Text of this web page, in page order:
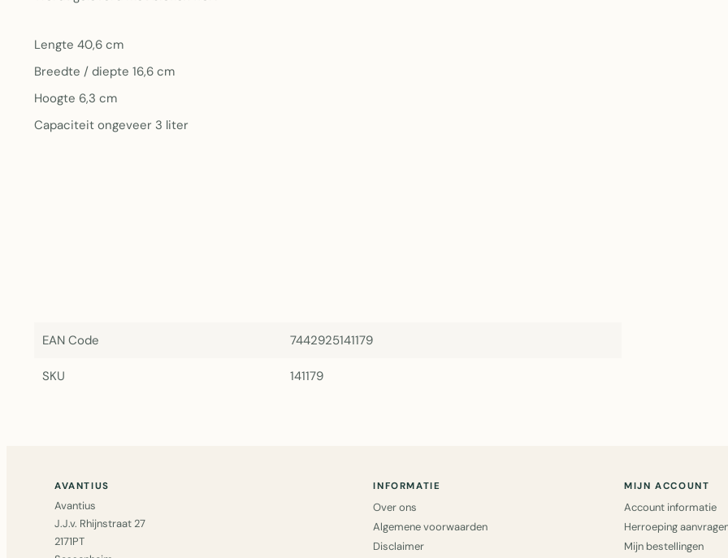
Lengte 40,6 cm
Breedte / diepte 16,6 cm
Hoogte 6,3 cm
Capaciteit ongeveer 3 liter
EAN Code 7442925141179
SKU 141179
AVANTIUS
Avantius
J.J.v. Rhijnstraat 27
2171PT
INFORMATIE
Over ons
Algemene voorwaarden
Disclaimer
MIJN ACCOUNT
Account informatie
Herroeping
Mijn bestellingen